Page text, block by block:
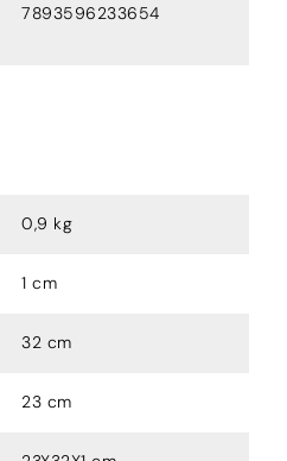
7893596233654
0,9 kg
1 cm
32 cm
23 cm